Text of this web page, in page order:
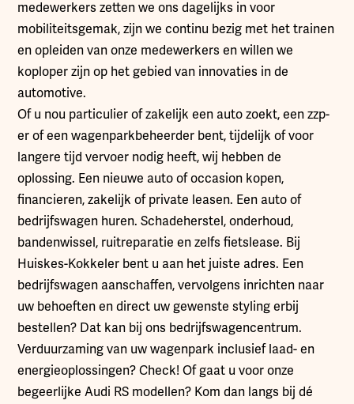
medewerkers zetten we ons dagelijks in voor
mobiliteitsgemak, zijn we continu bezig met het trainen
en opleiden van onze medewerkers en willen we
koploper zijn op het gebied van innovaties in de
automotive.
Of u nou particulier of zakelijk een auto zoekt, een zzp-
er of een wagenparkbeheerder bent, tijdelijk of voor
langere tijd vervoer nodig heeft, wij hebben de
oplossing. Een nieuwe auto of occasion kopen,
financieren, zakelijk of private leasen. Een auto of
bedrijfswagen huren. Schadeherstel, onderhoud,
bandenwissel, ruitreparatie en zelfs fietslease. Bij
Huiskes-Kokkeler bent u aan het juiste adres. Een
bedrijfswagen aanschaffen, vervolgens inrichten naar
uw behoeften en direct uw gewenste styling erbij
bestellen? Dat kan bij ons bedrijfswagencentrum.
Verduurzaming van uw wagenpark inclusief laad- en
energieoplossingen? Check! Of gaat u voor onze
begeerlijke Audi RS modellen? Kom dan langs bij dé